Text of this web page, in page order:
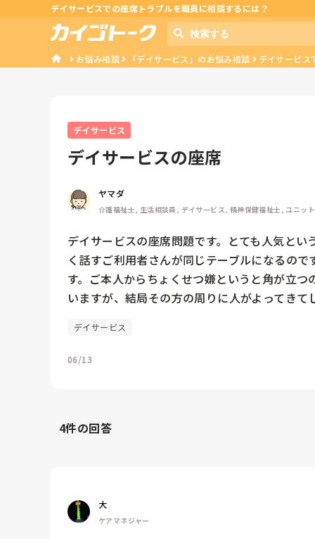
デイサービスでの座席トラブルを職員に相談するには？
お悩み相談 「デイサービス」のお悩み相談 デイサービス
デイサービス
デイサービスの座席
ヤマダ
介護福祉士, 生活相談員, デイサービス, 精神保健福祉士, ユニッ
デイサービスの座席問題です。とても人気と
く話すご利用者さんが同じテーブルになるの
す。ご本人からちょくせつ嫌というと角が立
いますが、結局その方の周りに人がよってきて
デイサービス
06/13
4件の回答
大
ケアマネジャー